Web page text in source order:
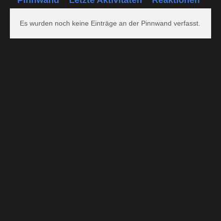
Es wurden noch keine Einträge an der Pinnwand verfasst.